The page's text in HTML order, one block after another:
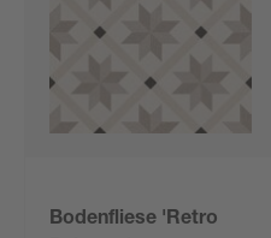
Bodenfliese 'Retro